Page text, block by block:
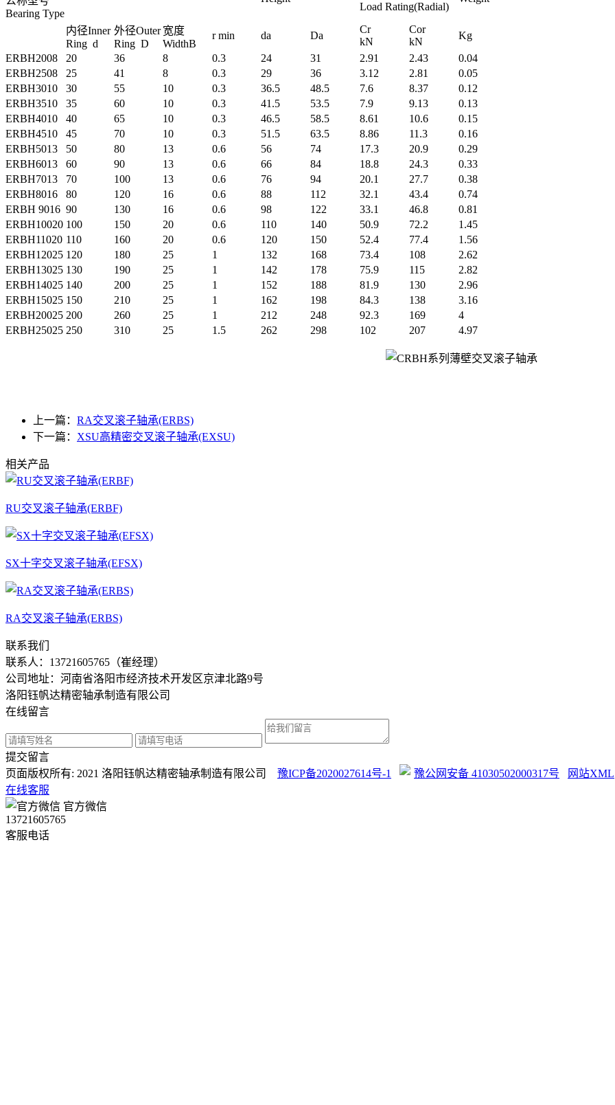
Bearing Type
Load Rating(Radial)
内径Inner
Ring d
外径Outer
Ring D
宽度
WidthB
r min da Da
Cr
kN
Cor
kN
Kg
ERBH2008
20 36 8 0.3 24 31 2.91 2.43
0.04
ERBH2508
25 41 8 0.3 29 36 3.12 2.81
0.05
ERBH3010
30 55 10 0.3 36.5 48.5 7.6 8.37
0.12
ERBH3510
35 60 10 0.3 41.5 53.5 7.9 9.13
0.13
ERBH4010
40 65 10 0.3 46.5 58.5 8.61 10.6
0.15
ERBH4510
45 70 10 0.3 51.5 63.5 8.86 11.3
0.16
ERBH5013
50 80 13 0.6 56 74 17.3 20.9
0.29
ERBH6013
60 90 13 0.6 66 84 18.8 24.3
0.33
ERBH7013
70 100 13 0.6 76 94 20.1 27.7
0.38
ERBH8016
80 120 16 0.6 88 112 32.1 43.4
0.74
ERBH 9016 90 130 16 0.6 98 122 33.1 46.8
0.81
ERBH10020 100 150 20 0.6 110 140 50.9 72.2
1.45
ERBH11020 110 160 20 0.6 120 150 52.4 77.4
1.56
ERBH12025 120 180 25 1 132 168 73.4 108
2.62
ERBH13025 130 190 25 1 142 178 75.9 115
2.82
ERBH14025 140 200 25 1 152 188 81.9 130
2.96
ERBH15025 150 210 25 1 162 198 84.3 138
3.16
ERBH20025 200 260 25 1 212 248 92.3 169
4
ERBH25025 250 310 25 1.5 262 298 102 207 4.97
上一篇： RA交叉滚子轴承(ERBS)
下一篇： XSU高精密交叉滚子轴承(EXSU)
相关产品
RU交叉滚子轴承(ERBF)
SX十字交叉滚子轴承(EFSX)
RA交叉滚子轴承(ERBS)
联系我们
联系人： 13721605765（崔经理）
公司地址：河南省洛阳市经济技术开发区京津北路9号
洛阳钰帆达精密轴承制造有限公司
在线留言
提交留言
页面版权所有: 2021 洛阳钰帆达精密轴承制造有限公司
豫ICP备2020027614号-1 豫公网安备 41030502000317号 网站XML
在线客服
官方微信
13721605765
客服电话